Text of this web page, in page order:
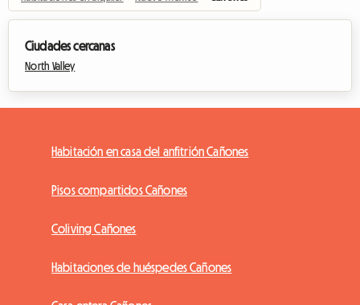
Ciudades cercanas
North Valley
Habitación en casa del anfitrión Cañones
Pisos compartidos Cañones
Coliving Cañones
Habitaciones de huéspedes Cañones